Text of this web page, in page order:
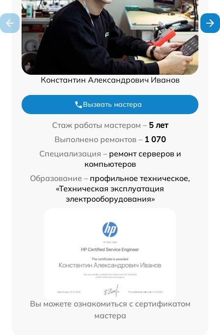
Константин Александрович Иванов
Вызвать мастера
Стаж работы мастером – 5 лет
Выполнено ремонтов – 1 070
Специализация – ремонт серверов и
компьютеров
Образование – профильное техническое,
«Техническая эксплуатация
электрооборудования»
Вы можете ознакомиться с сертификатом
мастера